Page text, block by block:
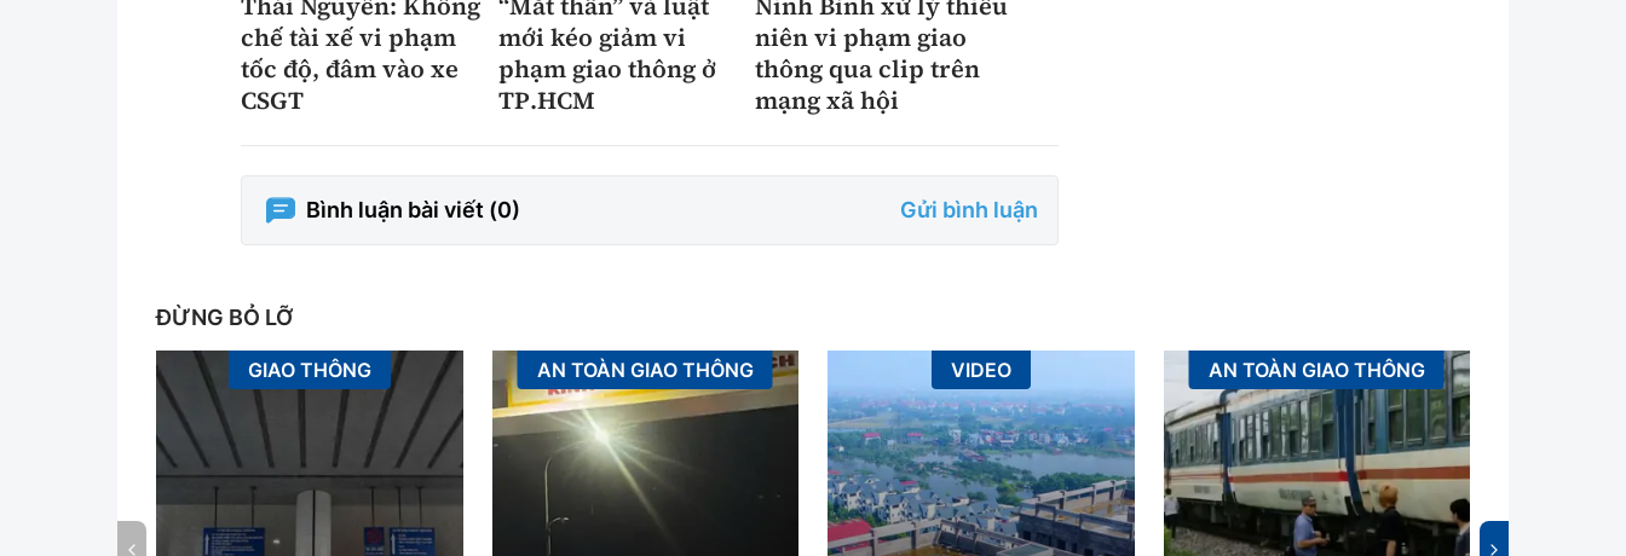
chế tài xế vi phạm
tốc độ, đâm vào xe
CSGT
mới kéo giảm vi
phạm giao thông ở
TP.HCM
niên vi phạm giao
thông qua clip trên
mạng xã hội
Bình luận bài viết (0) Gửi bình luận
ĐỪNG BỎ LỠ
GIAO THÔNG AN TOÀN GIAO THÔNG VIDEO AN TOÀN GIAO THÔNG